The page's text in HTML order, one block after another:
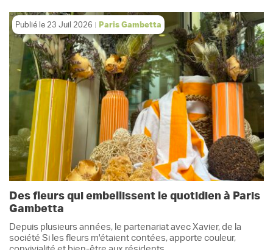
Publié le 23 Juil 2026 Paris Gambetta
Des fleurs qui embellissent le quotidien à Paris
Gambetta
Depuis plusieurs années, le partenariat avec Xavier, de la
société Si les fleurs m'étaient contées, apporte couleur,